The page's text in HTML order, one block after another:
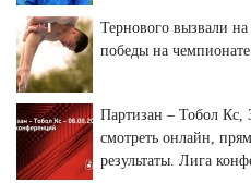
Тернового вызвали
победы на
Партизан – Тобол Кс,
смотреть онлайн,
результаты. Лига